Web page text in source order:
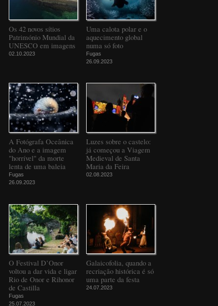
Os 42 novos sítios
Património Mundial da
UNESCO em imagens
02.10.2023
Uma calota polar e o
aquecimento global
numa só foto
Fugas
26.09.2023
A Fotógrafa Oceânica
do Ano e a imagem
"horrível" da morte
lenta de uma baleia
Fugas
26.09.2023
Luzes sobre o castelo:
já começou a Viagem
Medieval de Santa
Maria da Feira
02.08.2023
O Festival D’Onor
voltou a dar vida e ligar
Rio de Onor e Rihonor
de Castilla
Fugas
25.07.2023
Galaicofolia, quando a
recriação histórica é só
uma parte da festa
24.07.2023